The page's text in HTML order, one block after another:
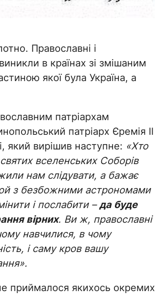
Православні і
в країнах зі змішаним
якої була Україна, а
патріархам
патріарх Єремія II
який вирішив наступне: «Хто
вселенських Соборів
нам слідувати, а бажає
той з безбожними астрономами
і послабити –да буде
вірних. Ви ж, православні
навчилися, в чому
і саму кров вашу
приймалося якихось окремих